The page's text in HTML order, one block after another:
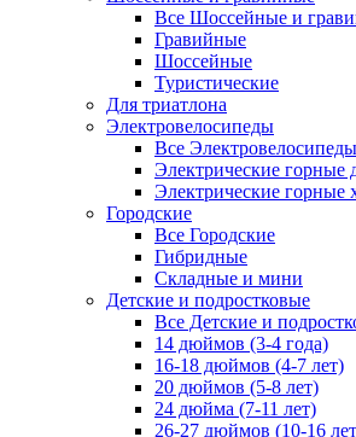
Все Шоссейные и
Гравийные
Шоссейные
Туристические
Для триатлона
Электровелосипеды
Все Электровелосипеды
Электрические горные
Электрические горные
Городские
Все Городские
Гибридные
Складные и мини
Детские и подростковые
Все Детские и
14 дюймов (3-4 года)
16-18 дюймов (4-7 лет)
20 дюймов (5-8 лет)
24 дюйма (7-11 лет)
26-27 дюймов (10-16